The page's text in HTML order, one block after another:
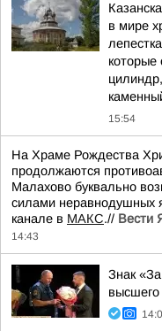
в мире
15:54
На Храме Рождества
продолжаются
Малахово буквально
силами неравнодушных
канале в МАКС.// Вести
14:43
Знак
высшего